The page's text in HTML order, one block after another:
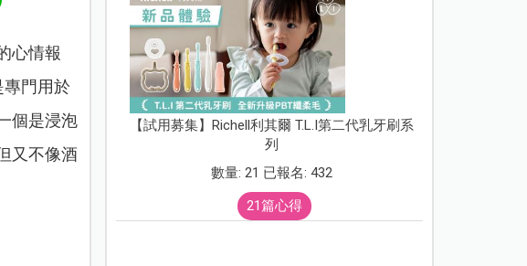
心情報
專門用於
個是浸泡
又不像酒
【試用募集】Richell利其爾 T.L.I第二代乳牙刷系
列
數量: 21 已報名: 432
21篇心得